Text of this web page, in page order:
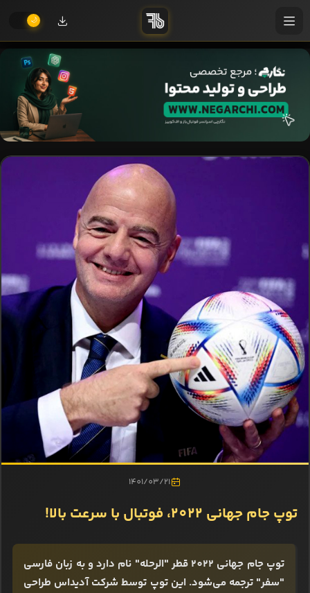
1401/03/21
توپ جام جهانی 2022، فوتبال با سرعت بالا!
توپ جام جهانی 2022 قطر "الرحله" نام دارد و به زبان فارسی
"سفر" ترجمه می‌شود. این توپ توسط شرکت آدیداس طراحی